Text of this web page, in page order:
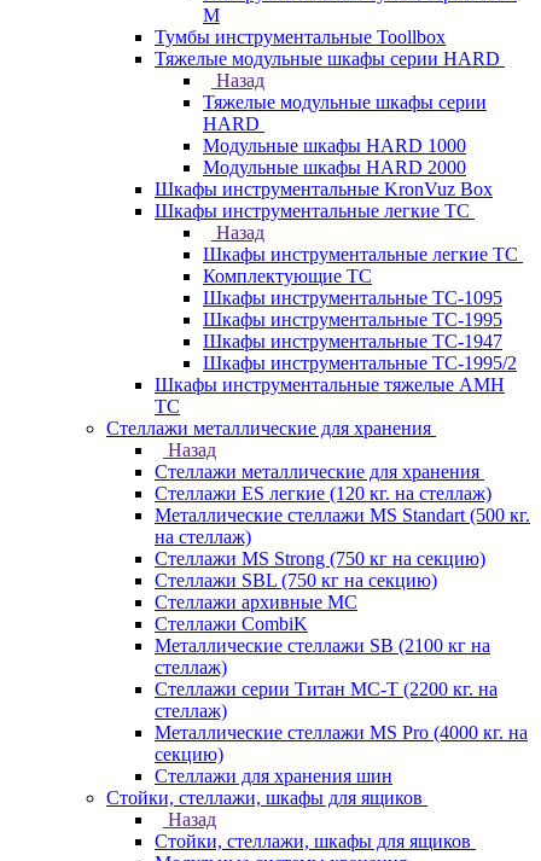
M
Тумбы инструментальные Toollbox
Тяжелые модульные шкафы серии HARD
Назад
Тяжелые модульные шкафы серии
HARD
Модульные шкафы HARD 1000
Модульные шкафы HARD 2000
Шкафы инструментальные KronVuz Box
Шкафы инструментальные легкие ТС
Назад
Шкафы инструментальные легкие ТС
Комплектующие ТС
Шкафы инструментальные TC-1095
Шкафы инструментальные TC-1995
Шкафы инструментальные ТС-1947
Шкафы инструментальные ТС-1995/2
Шкафы инструментальные тяжелые AMH
TC
Стеллажи металлические для хранения
Назад
Стеллажи металлические для хранения
Стеллажи ES легкие (120 кг. на стеллаж)
Металлические стеллажи MS Standart (500 кг.
на стеллаж)
Стеллажи MS Strong (750 кг на секцию)
Стеллажи SBL (750 кг на секцию)
Стеллажи архивные МС
Стеллажи CombiK
Металлические стеллажи SB (2100 кг на
стеллаж)
Стеллажи серии Титан МС-Т (2200 кг. на
стеллаж)
Металлические стеллажи MS Pro (4000 кг. на
секцию)
Стеллажи для хранения шин
Стойки, стеллажи, шкафы для ящиков
Назад
Стойки, стеллажи, шкафы для ящиков